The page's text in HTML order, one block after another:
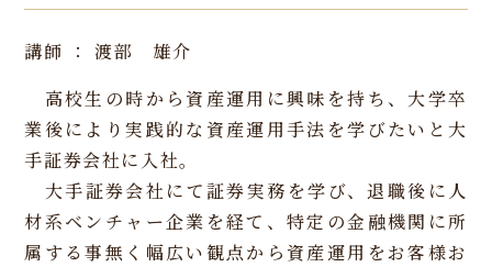
講師 ： 渡部 雄介
高校生の時から資産運用に興味を持ち、大学卒
業後により実践的な資産運用手法を学びたいと大
手証券会社に入社。
大手証券会社にて証券実務を学び、退職後に人
材系ベンチャー企業を経て、特定の金融機関に所
属する事無く幅広い観点から資産運用をお客様お